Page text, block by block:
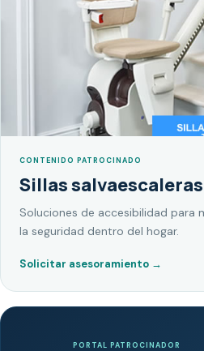
CONTENIDO PATROCINADO
Sillas salvaescaleras
Soluciones de accesibilidad para
la seguridad dentro del hogar.
Solicitar asesoramiento →
PORTAL PATROCINADOR